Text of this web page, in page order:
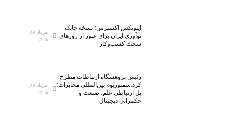
اینوتکس اکسپرس؛ نسخه چابک
نوآوری ایران برای عبور از روزهای
سخت کسب‌وکار
۱۴۰۵
رئیس پژوهشگاه ارتباطات مطرح
کرد:سمپوزیوم بین‌المللی مخابرات؛
پل ارتباطی علم، صنعت و
حکمرانی دیجیتال
۱۴۰۵